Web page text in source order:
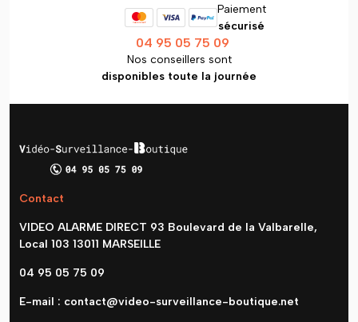
Paiement
sécurisé
04 95 05 75 09
Nos conseillers sont
disponibles toute la journée
Contact
VIDEO ALARME DIRECT 93 Boulevard de la Valbarelle,
Local 103 13011 MARSEILLE
04 95 05 75 09
E-mail : contact@video-surveillance-boutique.net